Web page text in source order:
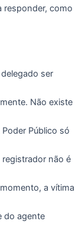
responder, como
ser
Não existe
Público só
não é
a vítima
do agente